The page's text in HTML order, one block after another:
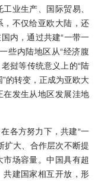
业生产、国际贸易、
不仅给亚欧大陆，还
内，通过共建“一带一
些内陆地区从“经济腹
挝等传统意义上的“陆
”的转变，正成为亚欧大
发生从地区发展洼地
各方努力下，共建“一
扩大、合作层次不断提
场容量。中国具有超
建国家相互开放，形